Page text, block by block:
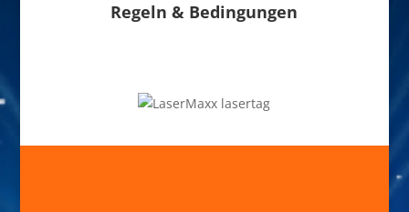
Regeln & Bedingungen